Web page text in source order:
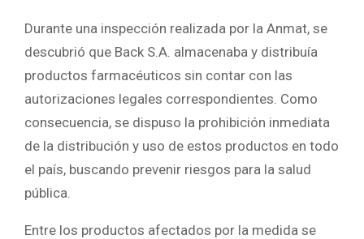
Durante una inspección realizada por la Anmat, se
descubrió que Back S.A. almacenaba y distribuía
productos farmacéuticos sin contar con las
autorizaciones legales correspondientes. Como
consecuencia, se dispuso la prohibición inmediata
de la distribución y uso de estos productos en todo
el país, buscando prevenir riesgos para la salud
pública.
Entre los productos afectados por la medida se